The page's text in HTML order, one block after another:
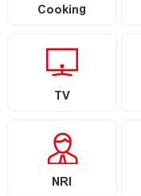
Cooking
TV
NRI